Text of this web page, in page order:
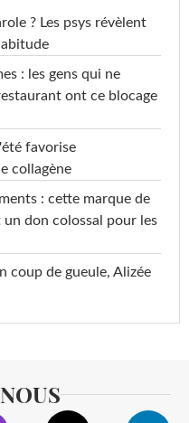
? Les psys révèlent
: les gens qui ne
ont ce blocage
favorise
collagène
: cette marque de
un don colossal pour les
coup de gueule, Alizée